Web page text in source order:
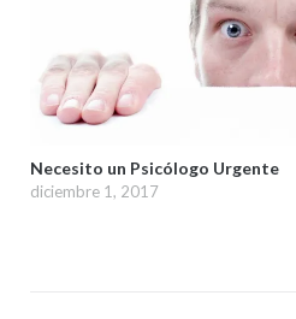
Necesito un Psicólogo Urgente
diciembre 1, 2017